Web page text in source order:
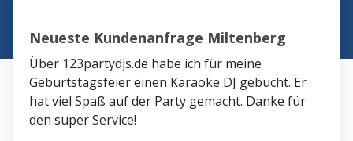
Neueste Kundenanfrage Miltenberg
Über 123partydjs.de habe ich für meine
Geburtstagsfeier einen Karaoke DJ gebucht. Er
hat viel Spaß auf der Party gemacht. Danke für
den super Service!